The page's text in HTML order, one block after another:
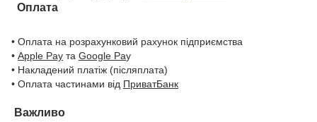
Оплата
• Оплата на розрахунковий рахунок підприємства
• Apple Pay та Google Pay
• Накладений платіж (післяплата)
• Оплата частинами від ПриватБанк
Важливо